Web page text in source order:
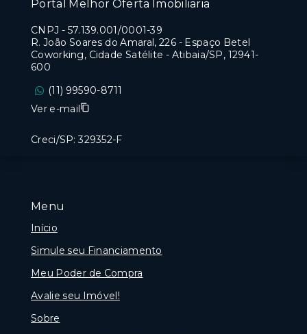
Menu
Início
Simule seu Financiamento
Meu Poder de Compra
Avalie seu Imóvel!
Sobre
Portal Melhor Oferta Imobiliaria
CNPJ - 57.139.001/0001-39
R. João Soares do Amaral, 226 - Espaço Betel
Coworking, Cidade Satélite - Atibaia/SP, 12941-
600
(11) 99590-8711
Ver e-mail
Creci/SP: 329352-F